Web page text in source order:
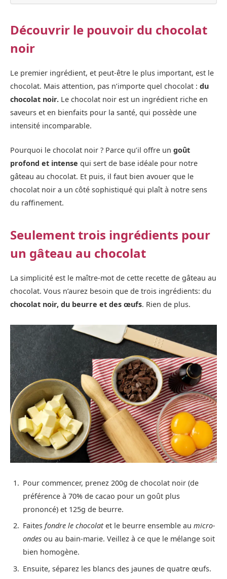
Découvrir le pouvoir du chocolat
noir
Le premier ingrédient, et peut-être le plus important, est le
chocolat. Mais attention, pas n’importe quel chocolat : du
chocolat noir. Le chocolat noir est un ingrédient riche en
saveurs et en bienfaits pour la santé, qui possède une
intensité incomparable.
Pourquoi le chocolat noir ? Parce qu’il offre un goût
profond et intense qui sert de base idéale pour notre
gâteau au chocolat. Et puis, il faut bien avouer que le
chocolat noir a un côté sophistiqué qui plaît à notre sens
du raffinement.
Seulement trois ingrédients pour
un gâteau au chocolat
La simplicité est le maître-mot de cette recette de gâteau au
chocolat. Vous n’aurez besoin que de trois ingrédients: du
chocolat noir, du beurre et des œufs. Rien de plus.
Pour commencer, prenez 200g de chocolat noir (de
préférence à 70% de cacao pour un goût plus
prononcé) et 125g de beurre.
Faites fondre le chocolatet le beurre ensemble au micro-
ondes ou au bain-marie. Veillez à ce que le mélange soit
bien homogène.
Ensuite, séparez les blancs des jaunes de quatre œufs.